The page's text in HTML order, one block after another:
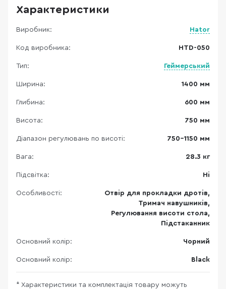
Характеристики
Виробник: Hator
Код виробника: HTD-050
Тип: Геймерський
Ширина: 1400 мм
Глибина: 600 мм
Висота: 750 мм
Діапазон регулювань по висоті: 750-1150 мм
Вага: 28.3 кг
Підсвітка: Ні
Особливості:
Отвір для прокладки дротів,
Тримач навушників,
Регулювання висоти стола,
Підстаканник
Основний колір: Чорний
Основний колір: Black
* Характеристики та комплектація товару можуть